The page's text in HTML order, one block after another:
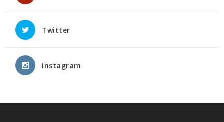
Twitter
Instagram